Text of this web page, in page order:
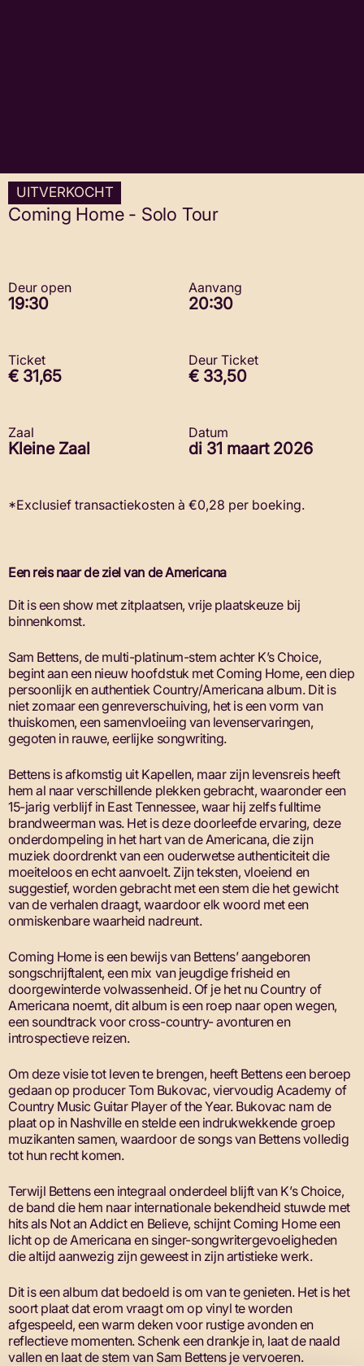
Coming Home - Solo Tour
UITVERKOCHT
Deur open
19:30
Aanvang
20:30
Ticket
€ 31,65
Deur Ticket
€ 33,50
Zaal
Kleine Zaal
Datum
di 31 maart 2026
*Exclusief transactiekosten à €0,28 per boeking.
Een reis naar de ziel van de Americana
Dit is een show met zitplaatsen, vrije plaatskeuze bij
binnenkomst.
Sam Bettens, de multi-platinum-stem achter K’s Choice,
begint aan een nieuw hoofdstuk met Coming Home, een diep
persoonlĳk en authentiek Country/Americana album. Dit is
niet zomaar een genreverschuiving, het is een vorm van
thuiskomen, een samenvloeiing van levenservaringen,
gegoten in rauwe, eerlĳke songwriting.
Bettens is afkomstig uit Kapellen, maar zĳn levensreis heeft
hem al naar verschillende plekken gebracht, waaronder een
15-jarig verblĳf in East Tennessee, waar hĳ zelfs fulltime
brandweerman was. Het is deze doorleefde ervaring, deze
onderdompeling in het hart van de Americana, die zĳn
muziek doordrenkt van een ouderwetse authenticiteit die
moeiteloos en echt aanvoelt. Zĳn teksten, vloeiend en
suggestief, worden gebracht met een stem die het gewicht
van de verhalen draagt, waardoor elk woord met een
onmiskenbare waarheid nadreunt.
Coming Home is een bewĳs van Bettens’ aangeboren
songschrĳftalent, een mix van jeugdige frisheid en
doorgewinterde volwassenheid. Of je het nu Country of
Americana noemt, dit album is een roep naar open wegen,
een soundtrack voor cross-country- avonturen en
introspectieve reizen.
Om deze visie tot leven te brengen, heeft Bettens een beroep
gedaan op producer Tom Bukovac, viervoudig Academy of
Country Music Guitar Player of the Year. Bukovac nam de
plaat op in Nashville en stelde een indrukwekkende groep
muzikanten samen, waardoor de songs van Bettens volledig
tot hun recht komen.
Terwĳl Bettens een integraal onderdeel blĳft van K’s Choice,
de band die hem naar internationale bekendheid stuwde met
hits als Not an Addict en Believe, schĳnt Coming Home een
licht op de Americana en singer-songwritergevoeligheden
die altĳd aanwezig zĳn geweest in zĳn artistieke werk.
Dit is een album dat bedoeld is om van te genieten. Het is het
soort plaat dat erom vraagt om op vinyl te worden
afgespeeld, een warm deken voor rustige avonden en
reflectieve momenten. Schenk een drankje in, laat de naald
vallen en laat de stem van Sam Bettens je vervoeren.